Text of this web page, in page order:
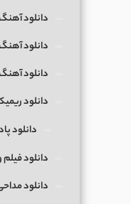
دانلود
دانلود
دانلود
دانلود
دانلود
دانلود فیلم
دانلود